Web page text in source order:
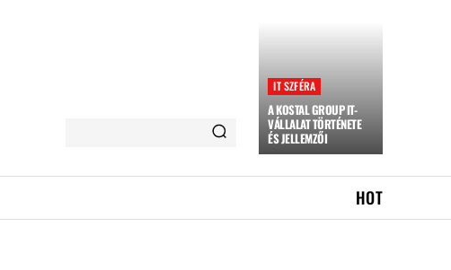
IT SZFÉRA
A KOSTAL GROUP IT-
VÁLLALAT TÖRTÉNETE
ÉS JELLEMZŐI
HOT